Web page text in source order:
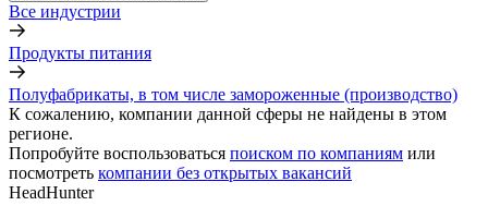
Все индустрии
Продукты питания
Полуфабрикаты, в том числе замороженные (производство)
К сожалению, компании данной сферы не найдены в этом
регионе.
Попробуйте воспользоваться поиском по компаниям или
посмотреть компании без открытых вакансий
HeadHunter